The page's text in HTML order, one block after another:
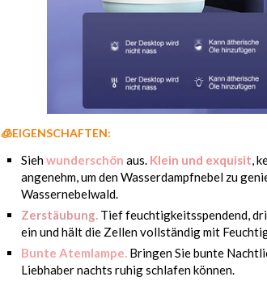
🧊EIGENSCHAFTEN:
Siehwunderschön aus. Klein und exquisit,
angenehm, um den Wasserdampfnebel zu
Wassernebelwald.
Zerstäubung. Tief feuchtigkeitsspendend,
ein und hält die Zellen vollständig mit
Bunte Atemlampe. Bringen Sie bunte
Liebhaber nachts ruhig schlafen können.